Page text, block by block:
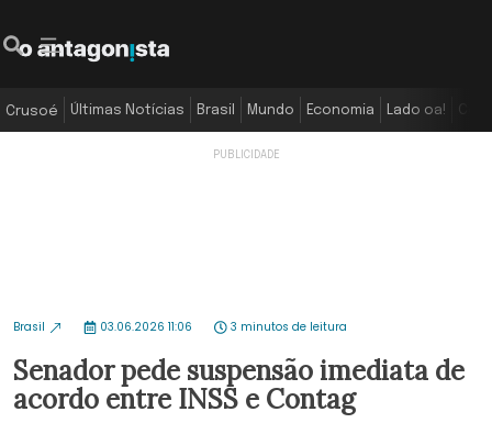
Crusoé Últimas Notícias Brasil Mundo Economia Lado oa!
Brasil 03.06.2026 11:06 3 minutos de leitura
Senador pede suspensão imediata de
acordo entre INSS e Contag